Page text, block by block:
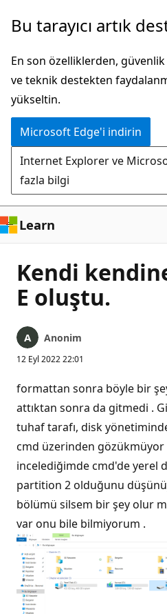
Ana
atla
Bu tarayıcı artık
En son özelliklerden,
ve teknik destekten
yükseltin.
Microsoft Edge'i indirin
Internet Explorer ve
fazla bilgi
Learn
Kendi
E oluştu.
Anonim
12 Eyl 2022 22:01
formattan sonra böyle bir
attıktan sonra da gitmedi .
tuhaf tarafı, disk
cmd üzerinden
incelediğimde cmd'de yerel
partition 2 olduğunu
bölümü silsem bir şey olur
var onu bile bilmiyorum .